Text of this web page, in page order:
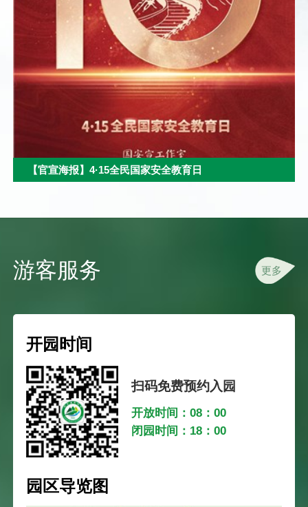
【官宣海报】4·15全民国家安全教育日
游客服务 更多
开园时间
扫码免费预约入园
开放时间：08：00
闭园时间：18：00
园区导览图